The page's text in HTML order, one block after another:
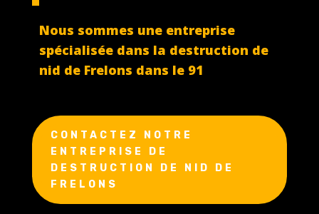
Nous sommes une entreprise
spécialisée dans la destruction de
nid de Frelons dans le 91
CONTACTEZ NOTRE
ENTREPRISE DE
DESTRUCTION DE NID DE
FRELONS